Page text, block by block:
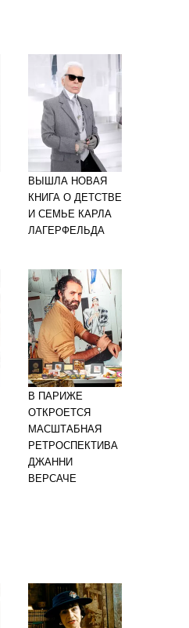
ВЫШЛА НОВАЯ
КНИГА О ДЕТСТВЕ
И СЕМЬЕ КАРЛА
ЛАГЕРФЕЛЬДА
В ПАРИЖЕ
ОТКРОЕТСЯ
МАСШТАБНАЯ
РЕТРОСПЕКТИВА
ДЖАННИ
ВЕРСАЧЕ